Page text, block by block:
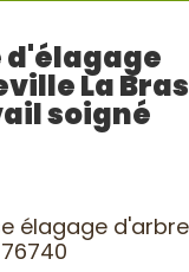
d'élagage
La Bras
soigné
élagage